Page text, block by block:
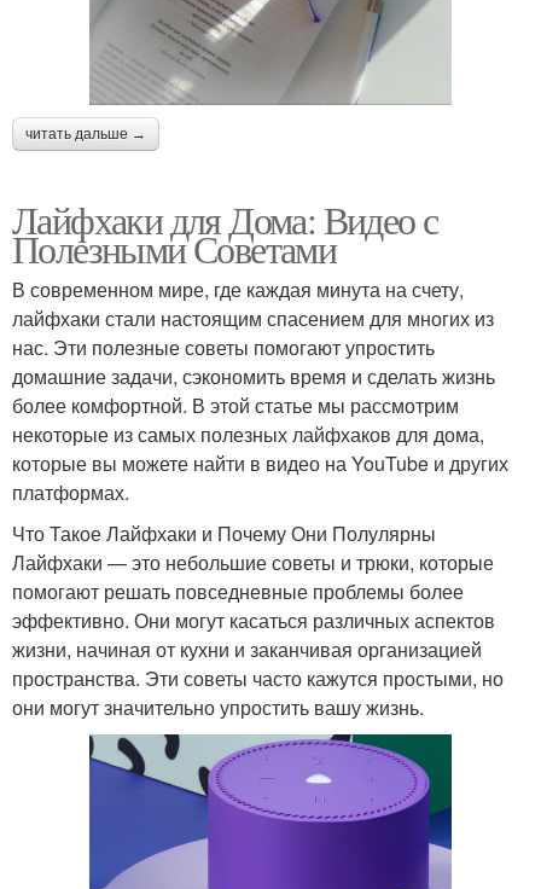
читать дальше →
Лайфхаки для Дома: Видео с
Полезными Советами
В современном мире, где каждая минута на счету,
лайфхаки стали настоящим спасением для многих из
нас. Эти полезные советы помогают упростить
домашние задачи, сэкономить время и сделать жизнь
более комфортной. В этой статье мы рассмотрим
некоторые из самых полезных лайфхаков для дома,
которые вы можете найти в видео на YouTube и других
платформах.
Что Такое Лайфхаки и Почему Они Полулярны
Лайфхаки — это небольшие советы и трюки, которые
помогают решать повседневные проблемы более
эффективно. Они могут касаться различных аспектов
жизни, начиная от кухни и заканчивая организацией
пространства. Эти советы часто кажутся простыми, но
они могут значительно упростить вашу жизнь.